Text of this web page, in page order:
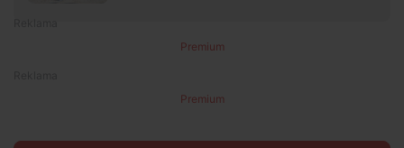
Premium
Premium